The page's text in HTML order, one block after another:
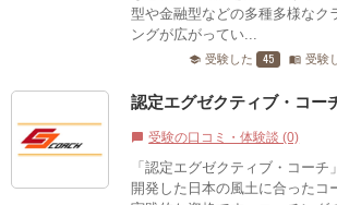
型や金融型などの多種多様なク
ングが広がってい...
school 受験した 45 menu_book 受験
認定エグゼクティブ・コー
chat_bubble 受験の口コミ・体験談 (0)
「認定エグゼクティブ・コー
開発した日本の風土に合ったコ